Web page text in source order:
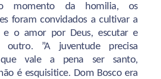
momento da homilia, os
foram convidados a cultivar a
e o amor por Deus, escutar e
outro. ”A juventude precisa
vale a pena ser santo,
é esquisitice. Dom Bosco era